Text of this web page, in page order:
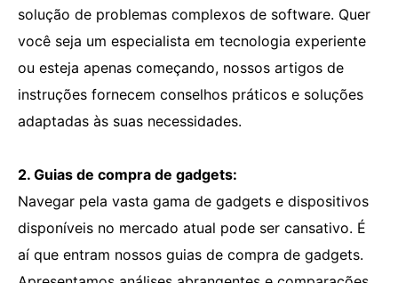
solução de problemas complexos de software. Quer
você seja um especialista em tecnologia experiente
ou esteja apenas começando, nossos artigos de
instruções fornecem conselhos práticos e soluções
adaptadas às suas necessidades.
2. Guias de compra de gadgets:
Navegar pela vasta gama de gadgets e dispositivos
disponíveis no mercado atual pode ser cansativo. É
aí que entram nossos guias de compra de gadgets.